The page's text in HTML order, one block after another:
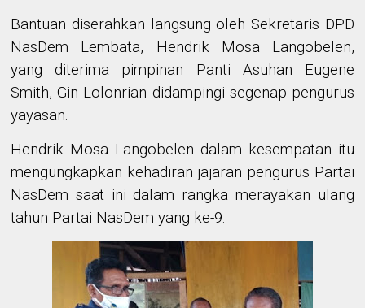
Bantuan diserahkan langsung oleh Sekretaris DPD
NasDem Lembata, Hendrik Mosa Langobelen,
yang diterima pimpinan Panti Asuhan Eugene
Smith, Gin Lolonrian didampingi segenap pengurus
yayasan.
Hendrik Mosa Langobelen dalam kesempatan itu
mengungkapkan kehadiran jajaran pengurus Partai
NasDemsaat ini dalam rangka merayakan ulang
tahun Partai NasDem yang ke-9.